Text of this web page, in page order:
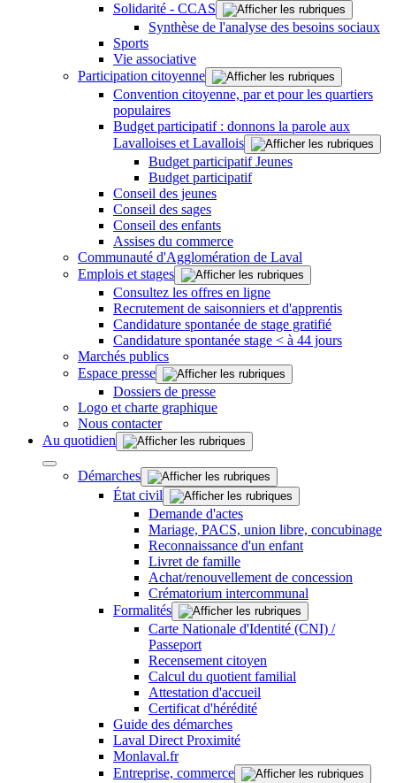
Solidarité - CCAS
Synthèse de l'analyse des besoins sociaux
Sports
Vie associative
Participation citoyenne
Convention citoyenne, par et pour les quartiers
populaires
Budget participatif : donnons la parole aux
Lavalloises et Lavallois
Budget participatif Jeunes
Budget participatif
Conseil des jeunes
Conseil des sages
Conseil des enfants
Assises du commerce
Communauté d'Agglomération de Laval
Emplois et stages
Consultez les offres en ligne
Recrutement de saisonniers et d'apprentis
Candidature spontanée de stage gratifié
Candidature spontanée stage < à 44 jours
Marchés publics
Espace presse
Dossiers de presse
Logo et charte graphique
Nous contacter
Au quotidien
Démarches
État civil
Demande d'actes
Mariage, PACS, union libre, concubinage
Reconnaissance d'un enfant
Livret de famille
Achat/renouvellement de concession
Crématorium intercommunal
Formalités
Carte Nationale d'Identité (CNI) /
Passeport
Recensement citoyen
Calcul du quotient familial
Attestation d'accueil
Certificat d'hérédité
Guide des démarches
Laval Direct Proximité
Monlaval.fr
Entreprise, commerce